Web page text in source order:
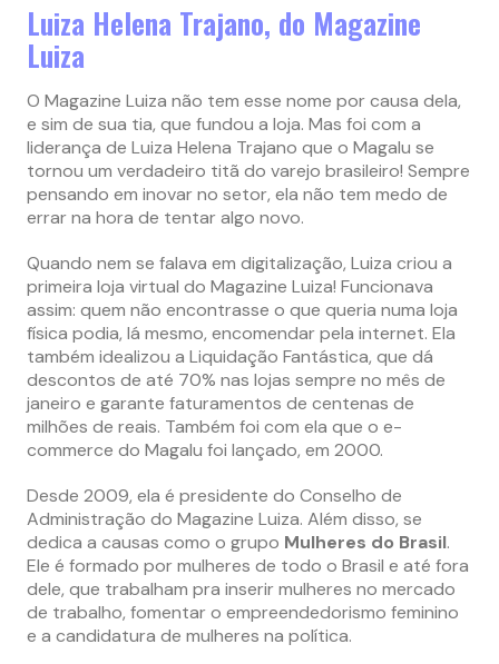
Luiza Helena Trajano, do Magazine
Luiza
O Magazine Luiza não tem esse nome por causa dela,
e sim de sua tia, que fundou a loja. Mas foi com a
liderança de Luiza Helena Trajano que o Magalu se
tornou um verdadeiro titã do varejo brasileiro! Sempre
pensando em inovar no setor, ela não tem medo de
errar na hora de tentar algo novo.
Quando nem se falava em digitalização, Luiza criou a
primeira loja virtual do Magazine Luiza! Funcionava
assim: quem não encontrasse o que queria numa loja
física podia, lá mesmo, encomendar pela internet. Ela
também idealizou a Liquidação Fantástica, que dá
descontos de até 70% nas lojas sempre no mês de
janeiro e garante faturamentos de centenas de
milhões de reais. Também foi com ela que o e-
commerce do Magalu foi lançado, em 2000.
Desde 2009, ela é presidente do Conselho de
Administração do Magazine Luiza. Além disso, se
dedica a causas como o grupo Mulheres do Brasil.
Ele é formado por mulheres de todo o Brasil e até fora
dele, que trabalham pra inserir mulheres no mercado
de trabalho, fomentar o empreendedorismo feminino
e a candidatura de mulheres na política.